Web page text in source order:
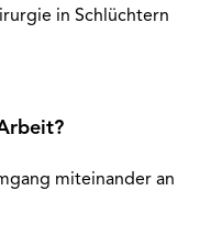
in Schlüchtern
miteinander an